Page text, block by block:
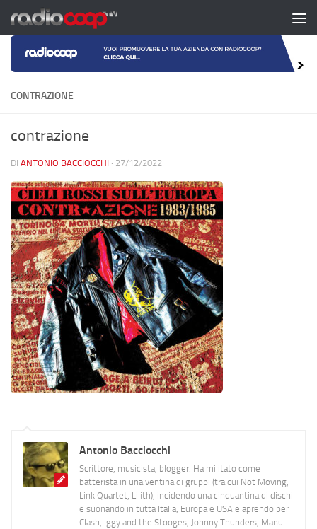
Salta al contenuto
CONTRAZIONE
contrazione
DI ANTONIO BACCIOCCHI · 27/12/2022
Antonio Bacciocchi
Scrittore, musicista, blogger. Ha militato come
batterista in una ventina di gruppi (tra cui Not Moving,
Link Quartet, Lilith), incidendo una cinquantina di dischi
e suonando in tutta Italia, Europa e USA e aprendo per
Clash, Iggy and the Stooges, Johnny Thunders, Manu